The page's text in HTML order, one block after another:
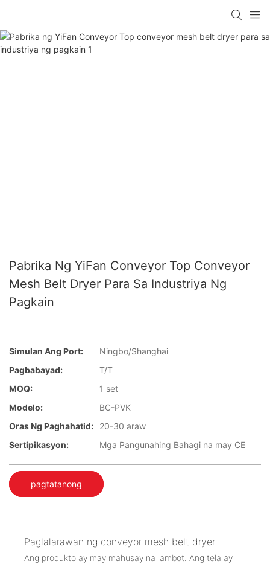
Pabrika Ng YiFan Conveyor Top Conveyor
Mesh Belt Dryer Para Sa Industriya Ng
Pagkain
Simulan Ang Port:
Ningbo/Shanghai
Pagbabayad:
T/T
MOQ:
1 set
Modelo:
BC-PVK
Oras Ng Paghahatid:
20-30 araw
Sertipikasyon:
Mga Pangunahing Bahagi na may CE
pagtatanong
Paglalarawan ng conveyor mesh belt dryer
Ang produkto ay may mahusay na lambot. Ang tela ay